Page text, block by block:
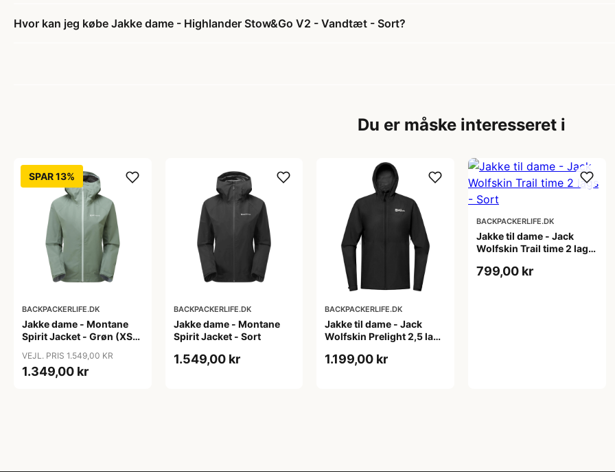
Hvor kan jeg købe Jakke dame - Highlander Stow&Go V2 - Vandtæt - Sort?
Du er måske interesseret i
SPAR 13%
BACKPACKERLIFE.DK
Jakke dame - Montane
Spirit Jacket - Grøn (XS
VEJL. PRIS 1.549,00 KR
1.349,00 kr
BACKPACKERLIFE.DK
Jakke dame - Montane
Spirit Jacket - Sort
1.549,00 kr
BACKPACKERLIFE.DK
Jakke til dame - Jack
Wolfskin Prelight 2,5 lags
1.199,00 kr
BACKPACKERLIFE.DK
Jakke til dame - Jack
Wolfskin Trail time 2 lags
799,00 kr